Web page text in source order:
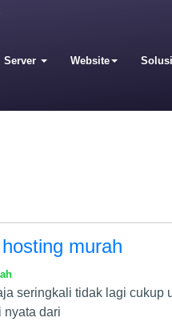
Server Website
murah
seringkali tidak lagi cukup
nyata dari